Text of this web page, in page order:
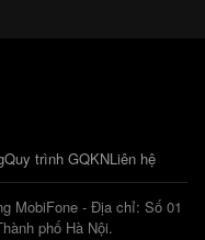
Quy trình GQKNLiên hệ
MobiFone - Địa chỉ: Số 01
phố Hà Nội.